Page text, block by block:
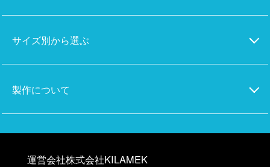
サイズ別から選ぶ
製作について
運営会社株式会社KILAMEK